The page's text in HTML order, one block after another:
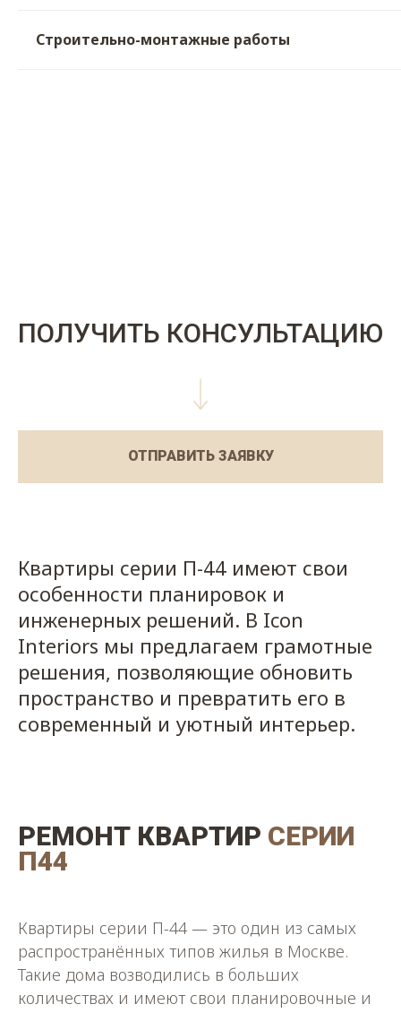
Строительно-монтажные работы
ПОЛУЧИТЬ КОНСУЛЬТАЦИЮ
ОТПРАВИТЬ ЗАЯВКУ
Квартиры серии П-44 имеют свои
особенности планировок и
инженерных решений. В Icon
Interiors мы предлагаем грамотные
решения, позволяющие обновить
пространство и превратить его в
современный и уютный интерьер.
РЕМОНТ КВАРТИР СЕРИИ
П44
Квартиры серии П-44 — это один из самых
распространённых типов жилья в Москве.
Такие дома возводились в больших
количествах и имеют свои планировочные и